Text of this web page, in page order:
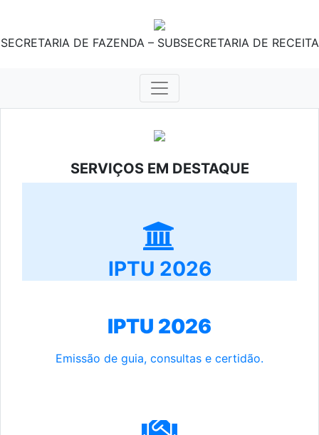
SECRETARIA DE FAZENDA – SUBSECRETARIA DE RECEITA
SERVIÇOS EM DESTAQUE
IPTU 2026
IPTU 2026
Emissão de guia, consultas e certidão.